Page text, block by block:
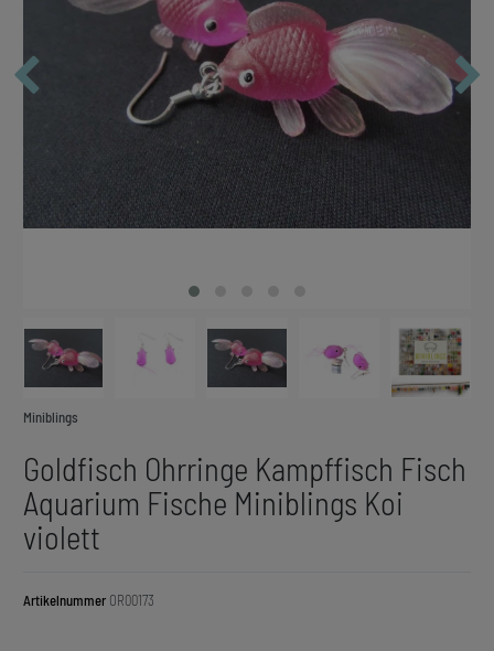
Miniblings
Goldfisch Ohrringe Kampffisch Fisch
Aquarium Fische Miniblings Koi
violett
Artikelnummer OR00173